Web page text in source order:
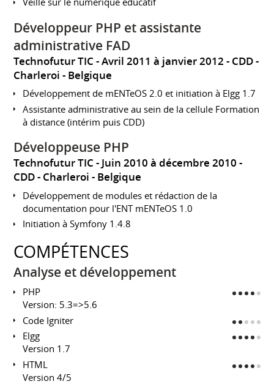
Développeur PHP et assistante
administrative FAD
Technofutur TIC Avril 2011 à janvier 2012 CDD
Charleroi
Belgique
Développement de mENTeOS 2.0 et initiation à Elgg 1.7
Assistante administrative au sein de la cellule Formation
à distance (intérim puis CDD)
Développeuse PHP
Technofutur TIC
Juin 2010 à décembre 2010
CDD
Charleroi Belgique
Développement de modules et rédaction de la
documentation pour l'ENT mENTeOS 1.0
Initiation à Symfony 1.4.8
COMPÉTENCES
Analyse et développement
PHP
Version: 5.3=>5.6
Code Igniter
Elgg
Version 1.7
HTML
Version 4/5